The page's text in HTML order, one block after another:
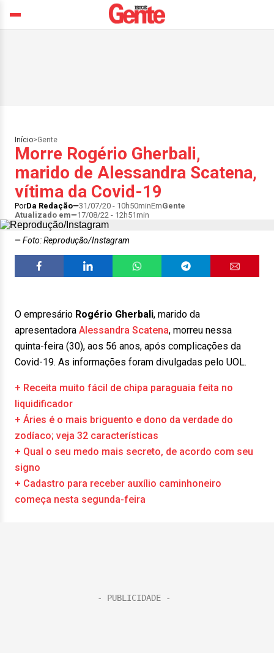
Início>Gente
Morre Rogério Gherbali,
marido de Alessandra Scatena,
vítima da Covid-19
PorDa Redação 31/07/20 - 10h50minEmGente
Atualizado em
17/08/22 - 12h51min
Foto: Reprodução/Instagram
O empresário Rogério Gherbali, marido da
apresentadora Alessandra Scatena, morreu nessa
quinta-feira (30), aos 56 anos, após complicações da
Covid-19. As informações foram divulgadas pelo UOL.
+ Receita muito fácil de chipa paraguaia feita no
liquidificador
+ Áries é o mais briguento e dono da verdade do
zodíaco; veja 32 características
+ Qual o seu medo mais secreto, de acordo com seu
signo
+ Cadastro para receber auxílio caminhoneiro
começa nesta segunda-feira